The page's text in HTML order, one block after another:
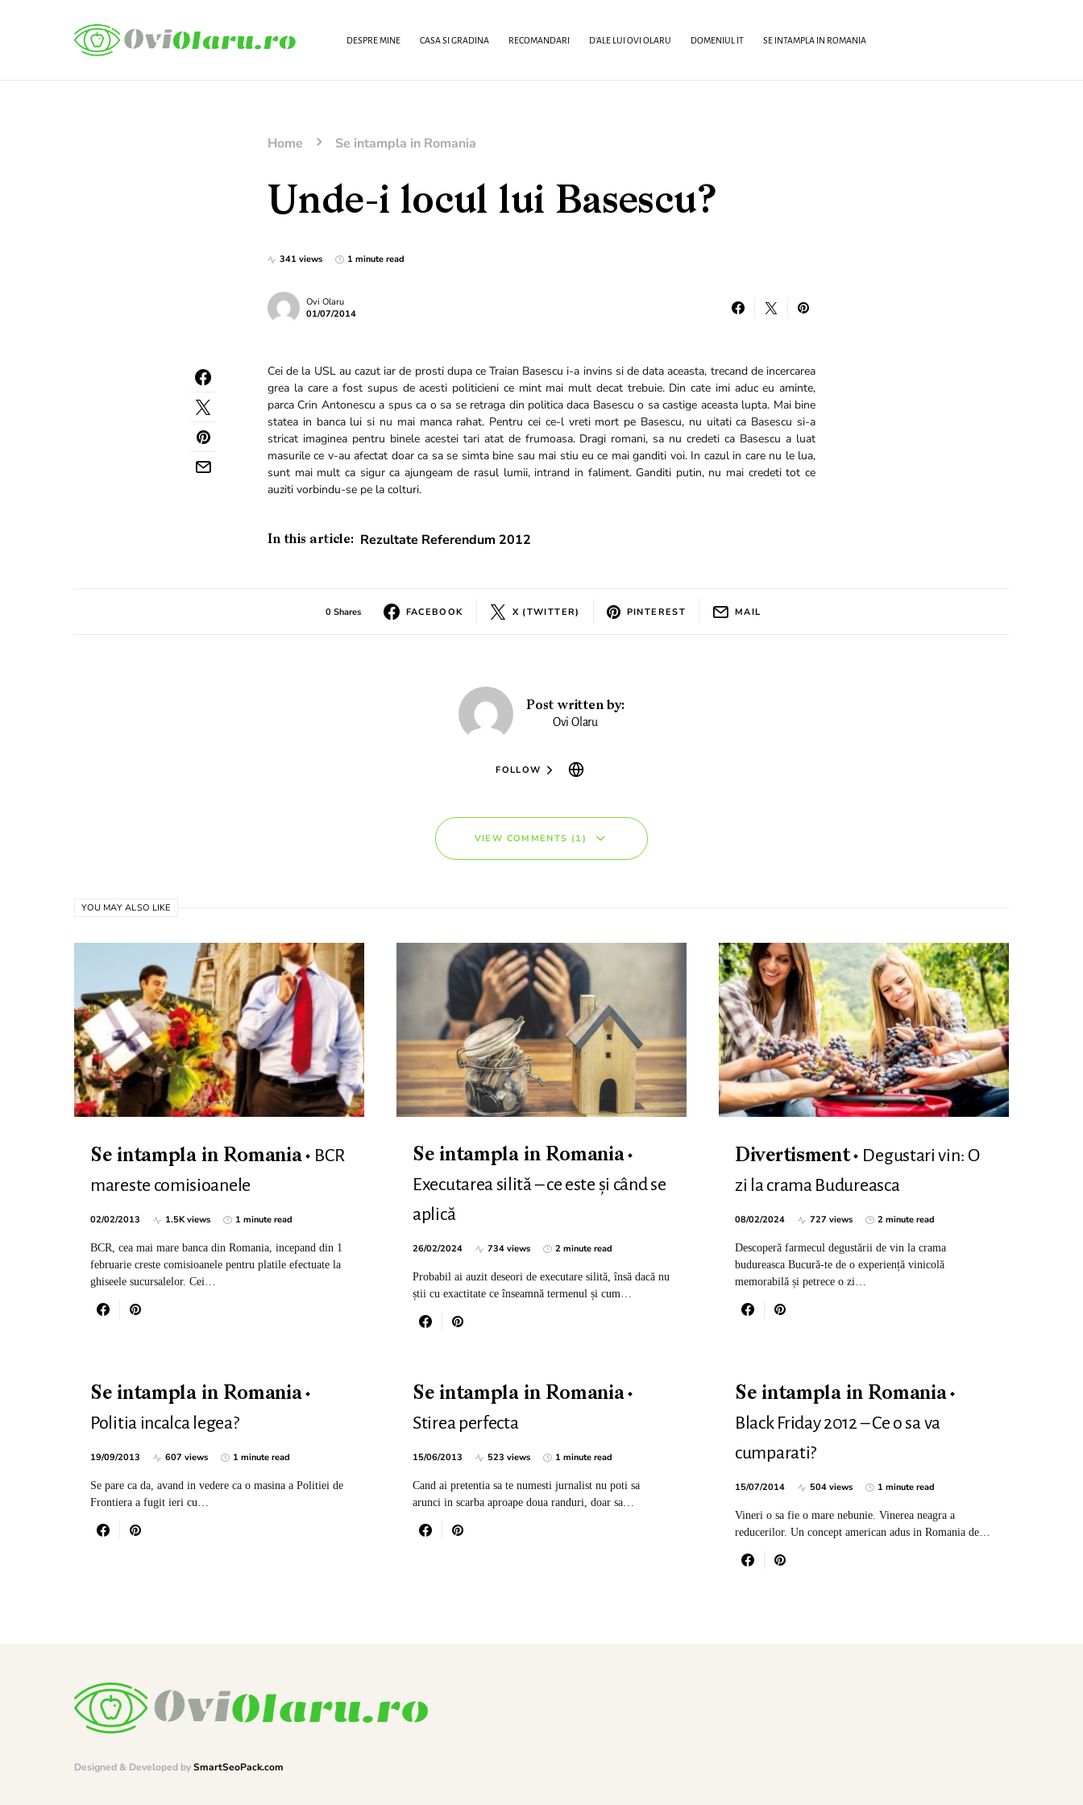
DESPRE MINE CASA SI GRADINA RECOMANDARI D’ALE LUI OVI OLARU DOMENIUL IT SE INTAMPLA IN ROMANIA
Home Se intampla in Romania
Unde-i locul lui Basescu?
341 views 1 minute read
Ovi Olaru
01/07/2014
Cei de la USL au cazut iar de prosti dupa ce Traian Basescu i-a invins si de data aceasta, trecand de incercarea
grea la care a fost supus de acesti politicieni ce mint mai mult decat trebuie. Din cate imi aduc eu aminte,
parca Crin Antonescu a spus ca o sa se retraga din politica daca Basescu o sa castige aceasta lupta. Mai bine
statea in banca lui si nu mai manca rahat. Pentru cei ce-l vreti mort pe Basescu, nu uitati ca Basescu si-a
stricat imaginea pentru binele acestei tari atat de frumoasa. Dragi romani, sa nu credeti ca Basescu a luat
masurile ce v-au afectat doar ca sa se simta bine sau mai stiu eu ce mai ganditi voi. In cazul in care nu le lua,
sunt mai mult ca sigur ca ajungeam de rasul lumii, intrand in faliment. Ganditi putin, nu mai credeti tot ce
auziti vorbindu-se pe la colturi.
In this article: Rezultate Referendum 2012
0 Shares FACEBOOK X (TWITTER) PINTEREST MAIL
Post written by:
Ovi Olaru
FOLLOW
VIEW COMMENTS (1)
YOU MAY ALSO LIKE
Se intampla in Romania
BCR
mareste comisioanele
02/02/2013 1.5K views 1 minute read
BCR, cea mai mare banca din Romania, incepand din 1
februarie creste comisioanele pentru platile efectuate la
ghiseele sucursalelor. Cei…
Se intampla in Romania
Executarea silită – ce este și când se
aplică
26/02/2024 734 views 2 minute read
Probabil ai auzit deseori de executare silită, însă dacă nu
știi cu exactitate ce înseamnă termenul și cum…
Divertisment
Degustari vin: O
zi la crama Budureasca
08/02/2024 727 views 2 minute read
Descoperă farmecul degustării de vin la crama
budureasca Bucură-te de o experiență vinicolă
memorabilă și petrece o zi…
Se intampla in Romania
Politia incalca legea?
19/09/2013 607 views 1 minute read
Se pare ca da, avand in vedere ca o masina a Politiei de
Frontiera a fugit ieri cu…
Se intampla in Romania
Stirea perfecta
15/06/2013 523 views 1 minute read
Cand ai pretentia sa te numesti jurnalist nu poti sa
arunci in scarba aproape doua randuri, doar sa…
Se intampla in Romania
Black Friday 2012 – Ce o sa va
cumparati?
15/07/2014 504 views 1 minute read
Vineri o sa fie o mare nebunie. Vinerea neagra a
reducerilor. Un concept american adus in Romania de…
Designed & Developed bySmartSeoPack.com